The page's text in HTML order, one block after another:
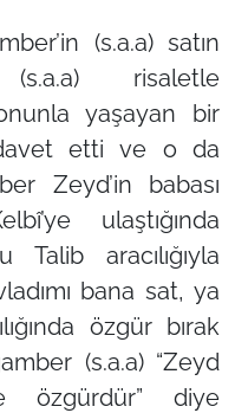
(s.a.a) satın
risaletle
yaşayan bir
davet etti ve o da
Zeyd’in babası
ulaştığında
aracılığıyla
bana sat, ya
özgür bırak
(s.a.a) “Zeyd
özgürdür” diye